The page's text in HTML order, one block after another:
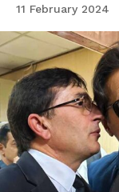
11 February 2024